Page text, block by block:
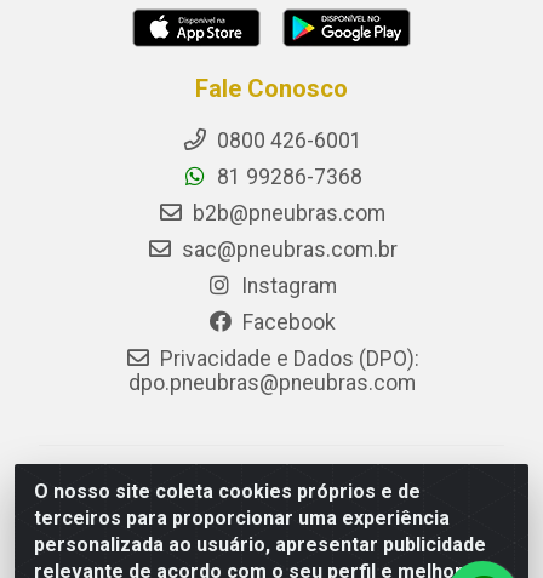
O nosso site coleta cookies próprios e de
terceiros para proporcionar uma experiência
personalizada ao usuário, apresentar publicidade
relevante de acordo com o seu perfil e melhorar a
Fale Conosco
0800 426-6001
81 99286-7368
b2b@pneubras.com
sac@pneubras.com.br
Instagram
Facebook
Privacidade e Dados (DPO):
dpo.pneubras@pneubras.com
PneuBras - Rodovia BR-101, KM 82 - Prazeres,
Jaboatão dos Guararapes/PE - CEP 54.335-000 - CNPJ
08.678.386/0001-05 - Pneubras Comércio de Pneus
Ltda